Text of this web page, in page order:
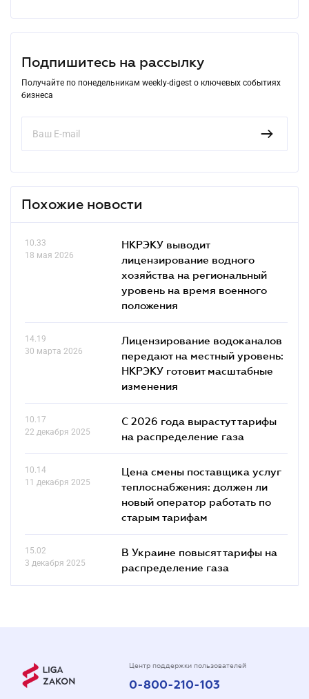
Подпишитесь на рассылку
Получайте по понедельникам weekly-digest о ключевых событиях
бизнеса
Похожие новости
10.33
18 мая 2026
НКРЭКУ выводит
лицензирование водного
хозяйства на региональный
уровень на время военного
положения
14.19
30 марта 2026
Лицензирование водоканалов
передают на местный уровень:
НКРЭКУ готовит масштабные
изменения
10.17
22 декабря 2025
С 2026 года вырастут тарифы
на распределение газа
10.14
11 декабря 2025
Цена смены поставщика услуг
теплоснабжения: должен ли
новый оператор работать по
старым тарифам
15.02
3 декабря 2025
В Украине повысят тарифы на
распределение газа
Центр поддержки пользователей
0-800-210-103